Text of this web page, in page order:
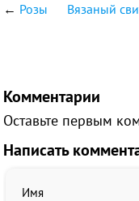
← Розы Вязаный
Комментарии
Оставьте первым
Написать
Имя